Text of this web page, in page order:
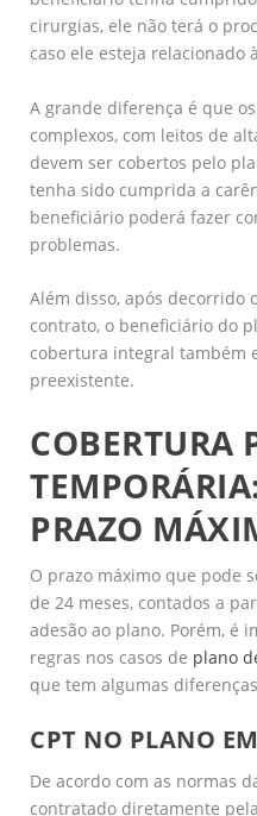
cirurgias, ele não terá o
caso ele esteja relacionado
A grande diferença é que
complexos, com leitos de
devem ser cobertos pelo
tenha sido cumprida a
beneficiário poderá fazer
problemas.
Além disso, após decorrido
contrato, o beneficiário do
cobertura integral também
preexistente.
COBERTURA
PRAZO
O prazo máximo que pode
de 24 meses, contados a
adesão ao plano. Porém, é
regras nos casos de plano
que tem algumas
CPT NO PLANO
De acordo com as normas
contratado diretamente